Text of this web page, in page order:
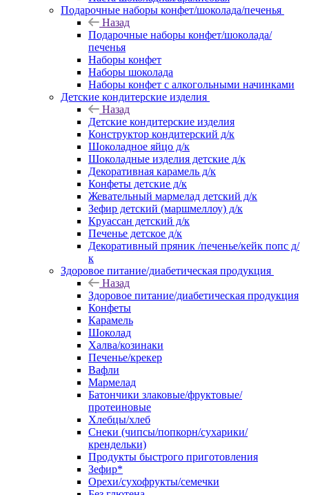
Подарочные наборы конфет/шоколада/печенья
Назад
Подарочные наборы конфет/шоколада/
печенья
Наборы конфет
Наборы шоколада
Наборы конфет с алкогольными начинками
Детские кондитерские изделия
Назад
Детские кондитерские изделия
Конструктор кондитерский д/к
Шоколадное яйцо д/к
Шоколадные изделия детские д/к
Декоративная карамель д/к
Конфеты детские д/к
Жевательный мармелад детский д/к
Зефир детский (маршмеллоу) д/к
Круассан детский д/к
Печенье детское д/к
Декоративный пряник /печенье/кейк попс д/
к
Здоровое питание/диабетическая продукция
Назад
Здоровое питание/диабетическая продукция
Конфеты
Карамель
Шоколад
Халва/козинаки
Печенье/крекер
Вафли
Мармелад
Батончики злаковые/фруктовые/
протеиновые
Хлебцы/хлеб
Снеки (чипсы/попкорн/сухарики/
крендельки)
Продукты быстрого приготовления
Зефир*
Орехи/сухофрукты/семечки